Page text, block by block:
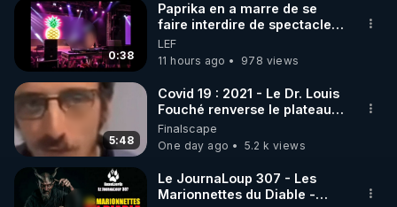
http://rgnr.li/news
🌱 VIDÉOS NON CENSURÉES SUR ODYSEE
Toutes les vidéos Youtube sont aussi sur la
http://rgnr.li/odysee
🌱 LES STAGES EN PRÉSENTIEL
0:38
Paprika en a marre de se
faire interdire de spectacle.
Elle décide donc de devenir
DJ !
LEF
11 hours ago
978 views
5:48
Covid 19 : 2021 - Le Dr. Louis
Fouché renverse le plateau
de CNews !
Finalscape
One day ago
5.2 k views
Le JournaLoup 307 - Les
Marionnettes du Diable -